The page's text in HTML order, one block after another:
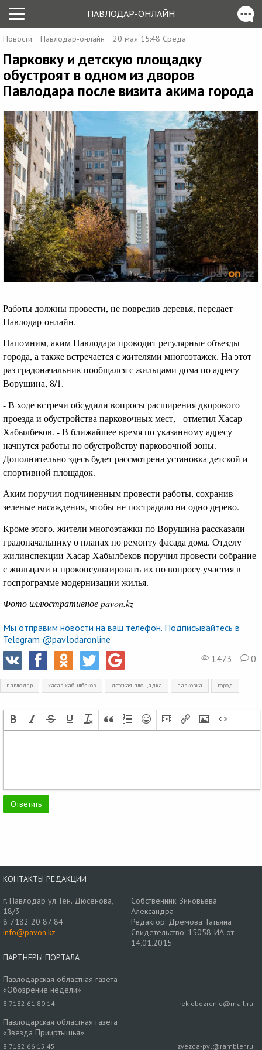
ПАВЛОДАР-ОНЛАЙН
Новости Павлодар-онлайн 20 мая 15:48 Среда
Парковку и детскую площадку
обустроят в одном из дворов
Павлодара после визита акима города
Работы должны провести, не повредив деревья, передает
Павлодар-онлайн.
Напомним, аким Павлодара проводит регулярные объезды
города, а также встречается с жителями многоэтажек. На этот
раз градоначальник пообщался с жильцами дома по адресу
Ворушина, 8/1.
- В ходе встречи обсудили вопросы расширения дворового
проезда и обустройства парковочных мест, - отметил Хасар
Хабылбеков. - В ближайшее время по указанному адресу
начнутся работы по обустройству парковочной зоны.
Дополнительно здесь будет рассмотрена установка детской и
спортивной площадок.
Аким поручил подчиненным провести работы, сохранив
зеленые насаждения, чтобы не пострадало ни одно дерево.
Кроме этого, жители многоэтажки по Ворушина рассказали
градоначальнику о планах по ремонту фасада дома. Отделу
жилинспекции Хасар Хабылбеков поручил провести собрание
с жильцами и проконсультировать их по вопросу участия в
госпрограмме модернизации жилья.
Фото иллюстративное pavon.kz
Мы отправим новости на ваш телефон. Подписывайтесь в
Telegram @pavlodaronline
1473
0
павлодар хасар хабылбеков детская площадка парковка город
КОНТАКТЫ РЕДАКЦИИ
г. Павлодар ул. Ген. Дюсенова,
18/3
8 7182 20 87 84
info@pavon.kz
Собственник: Зиновьева
Александра
Редактор: Дрёмова Татьяна
Свидетельство: 15058-ИА от
14.01.2015
ПАРТНЕРЫ ПОРТАЛА
Павлодарская областная газета
«Обозрение недели»
8 7182 61 80 14 rek-obozrenie@mail.ru
Павлодарская областная газета
«Звезда Прииртышья»
8 7182 66 15 45 zvezda-pvl@rambler.ru